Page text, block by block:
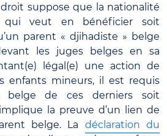
suppose que la nationalité
qui veut en bénéficier soit
parent « djihadiste » belge
les juges belges en sa
légal(e) une action de
enfants mineurs, il est requis
belge de ces derniers soit
la preuve d’un lien de
belge. La déclaration du